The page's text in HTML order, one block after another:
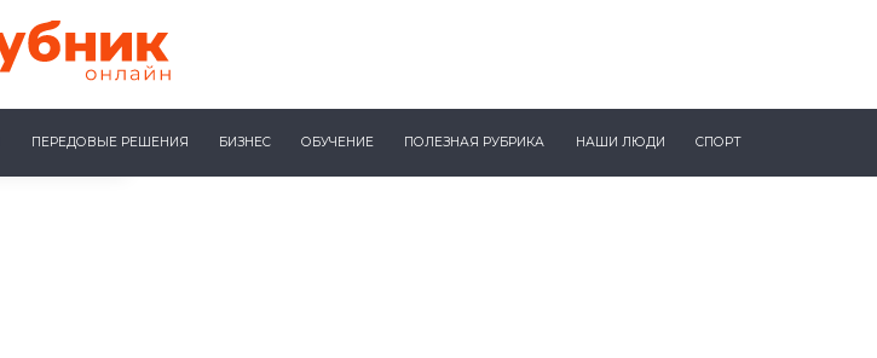
ПЕРЕДОВЫЕ РЕШЕНИЯ БИЗНЕС ОБУЧЕНИЕ ПОЛЕЗНАЯ РУБРИКА НАШИ ЛЮДИ СПОРТ